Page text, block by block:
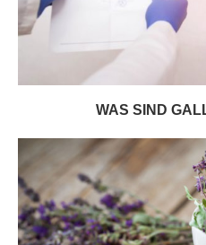
WAS SIND